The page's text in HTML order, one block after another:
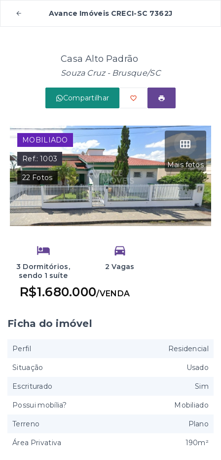
Avance Imóveis CRECI-SC 7362J
Casa Alto Padrão
Souza Cruz - Brusque/SC
Compartilhar
Mais fotos
MOBILIADO
Ref.:1003
22 Fotos
3 Dormitórios,
sendo 1 suíte
2 Vagas
R$1.680.000/VENDA
Ficha do imóvel
Perfil Residencial
Situação Usado
Escriturado Sim
Possui mobília? Mobiliado
Terreno Plano
Área Privativa 190m²